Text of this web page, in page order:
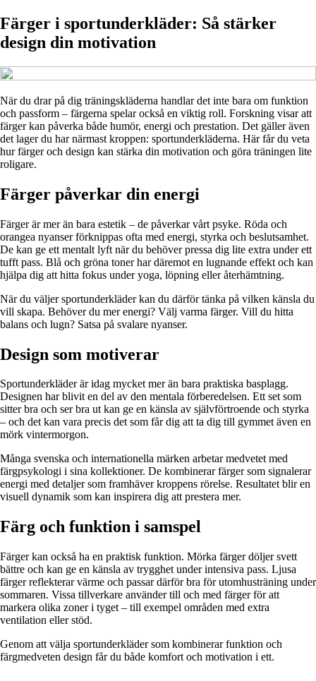
Färger i sportunderkläder: Så stärker
design din motivation
När du drar på dig träningskläderna handlar det inte bara om funktion
och passform – färgerna spelar också en viktig roll. Forskning visar att
färger kan påverka både humör, energi och prestation. Det gäller även
det lager du har närmast kroppen: sportunderkläderna. Här får du veta
hur färger och design kan stärka din motivation och göra träningen lite
roligare.
Färger påverkar din energi
Färger är mer än bara estetik – de påverkar vårt psyke. Röda och
orangea nyanser förknippas ofta med energi, styrka och beslutsamhet.
De kan ge ett mentalt lyft när du behöver pressa dig lite extra under ett
tufft pass. Blå och gröna toner har däremot en lugnande effekt och kan
hjälpa dig att hitta fokus under yoga, löpning eller återhämtning.
När du väljer sportunderkläder kan du därför tänka på vilken känsla du
vill skapa. Behöver du mer energi? Välj varma färger. Vill du hitta
balans och lugn? Satsa på svalare nyanser.
Design som motiverar
Sportunderkläder är idag mycket mer än bara praktiska basplagg.
Designen har blivit en del av den mentala förberedelsen. Ett set som
sitter bra och ser bra ut kan ge en känsla av självförtroende och styrka
– och det kan vara precis det som får dig att ta dig till gymmet även en
mörk vintermorgon.
Många svenska och internationella märken arbetar medvetet med
färgpsykologi i sina kollektioner. De kombinerar färger som signalerar
energi med detaljer som framhäver kroppens rörelse. Resultatet blir en
visuell dynamik som kan inspirera dig att prestera mer.
Färg och funktion i samspel
Färger kan också ha en praktisk funktion. Mörka färger döljer svett
bättre och kan ge en känsla av trygghet under intensiva pass. Ljusa
färger reflekterar värme och passar därför bra för utomhusträning under
sommaren. Vissa tillverkare använder till och med färger för att
markera olika zoner i tyget – till exempel områden med extra
ventilation eller stöd.
Genom att välja sportunderkläder som kombinerar funktion och
färgmedveten design får du både komfort och motivation i ett.